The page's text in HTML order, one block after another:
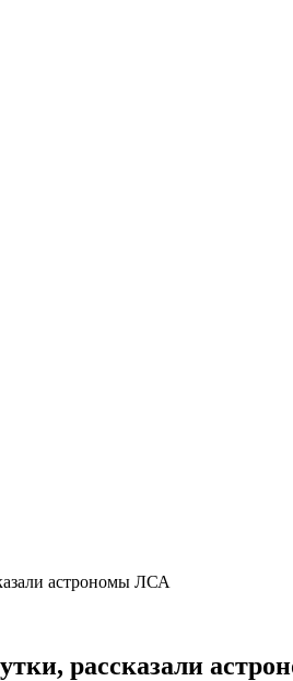
астрономы ЛСА
рассказали